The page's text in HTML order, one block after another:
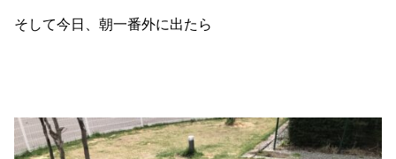
そして今日、朝一番外に出たら